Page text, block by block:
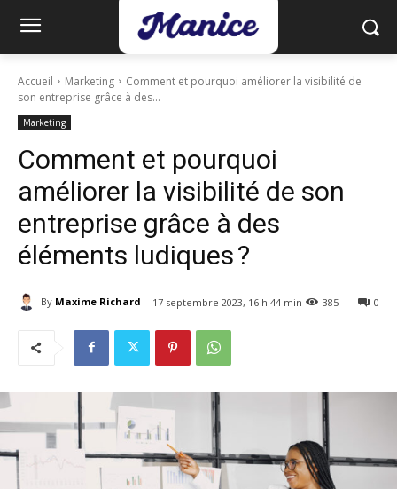
Accueil Marketing
Comment et pourquoi améliorer la visibilité de
son entreprise grâce à des...
Marketing
Comment et pourquoi
améliorer la visibilité de son
entreprise grâce à des
éléments ludiques ?
By Maxime Richard 17 septembre 2023, 16 h 44 min 0
385